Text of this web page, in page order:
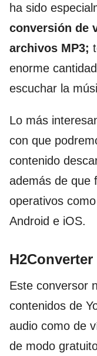
ha sido
conversión de
archivos MP3;
enorme
escuchar la
Lo más
con que
contenido
además de que
operativos
Android e iOS.
H2Converter
Este conversor
contenidos de
audio como de
de modo